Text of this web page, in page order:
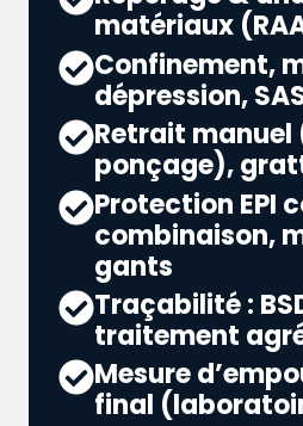
matériaux
Confinement,
dépression,
Retrait manuel
ponçage),
Protection EPI
combinaison,
gants
Traçabilité :
traitement
Mesure
final